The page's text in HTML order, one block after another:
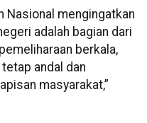
Nasional mengingatkan
adalah bagian dari
berkala,
andal dan
masyarakat,”